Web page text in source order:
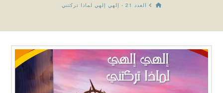
HOMEالعدد 21 - إلهي إلهي لماذا تركتني